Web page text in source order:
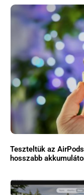
Teszteltük az
hosszabb